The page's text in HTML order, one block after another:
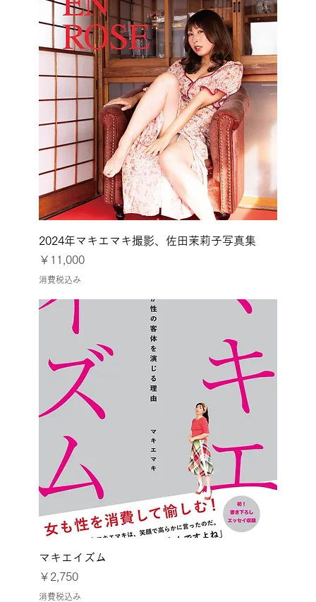
2024年マキエマキ撮影、佐田茉莉子写真集
価格
￥11,000
消費税込み
マキエイズム
価格
￥2,750
消費税込み